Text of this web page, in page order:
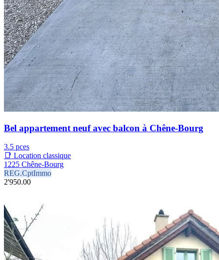
Bel appartement neuf avec balcon à Chêne-Bourg
3.5 pces
📑 Location classique
1225 Chêne-Bourg
REG.CptImmo
2'950.00